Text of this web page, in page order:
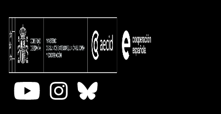
Youtube InstagramBluesky